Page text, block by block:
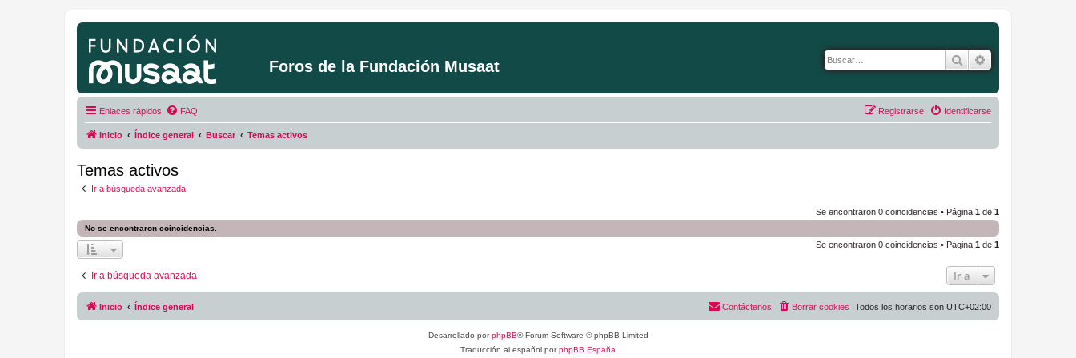
Foros de la Fundación Musaat Buscar
Enlaces rápidos FAQ Identificarse
Registrarse
Inicio Índice general Buscar Temas activos
Temas activos
Ir a búsqueda avanzada
Se encontraron 0 coincidencias • Página 1 de 1
No se encontraron coincidencias.
Se encontraron 0 coincidencias • Página 1 de 1
Ir a búsqueda avanzada Ir a
Inicio Índice general Todos los horarios son UTC+02:00
Borrar cookies
Contáctenos
Desarrollado porphpBB® Forum Software © phpBB Limited
Traducción al español porphpBB España